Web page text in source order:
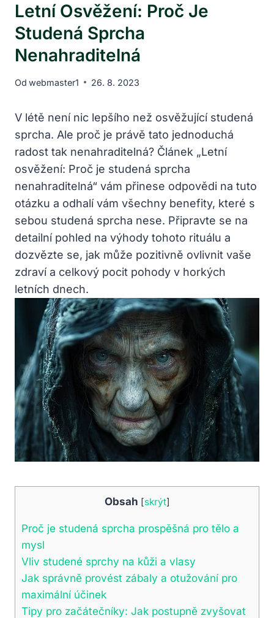
Letní Osvěžení: Proč Je
Studená Sprcha
Nenahraditelná
Od webmaster1 26. 8. 2023
V létě není nic lepšího než osvěžující studená
sprcha. Ale proč je právě tato jednoduchá
radost tak nenahraditelná? Článek „Letní
osvěžení: Proč je studená sprcha
nenahraditelná“ vám přinese odpovědi na tuto
otázku a odhalí vám všechny benefity, které s
sebou studená sprcha nese. Připravte se na
detailní pohled na výhody tohoto rituálu a
dozvězte se, jak může pozitivně ovlivnit vaše
zdraví a celkový pocit pohody v horkých
letních dnech.
Obsah [skrýt]
Proč je studená sprcha prospěšná pro tělo a
mysl
Vliv studené sprchy na kůži a vlasy
Jak správně provést zábaly a otužování pro
maximální účinek
Tipy pro začátečníky: Jak postupně zvyšovat